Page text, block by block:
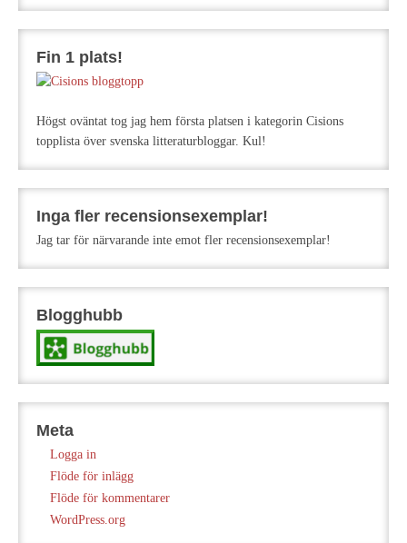
Fin 1 plats!
Högst oväntat tog jag hem första platsen i kategorin Cisions
topplista över svenska litteraturbloggar. Kul!
Inga fler recensionsexemplar!
Jag tar för närvarande inte emot fler recensionsexemplar!
Blogghubb
Meta
Logga in
Flöde för inlägg
Flöde för kommentarer
WordPress.org